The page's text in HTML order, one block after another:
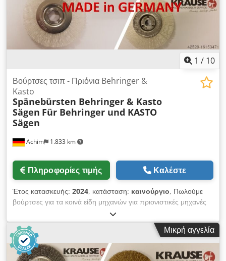
1 / 10
Achim 1.833 km
Βούρτσες τσιπ - Πριόνια Behringer &
Kasto
Spänebürsten Behringer & Kasto
Sägen Für Behringer und KASTO
Sägen
Πληροφορίες τιμής Καλέστε
Έτος κατασκευής: 2024, κατάσταση: καινούργιο, Πωλούμε
βούρτσες για τα κοινά είδη μηχανών για πριονιστικές μηχανές
Behringer και Kasto. Dwodpfx Anstp T N Uelsa Ελάχιστη
ποσότητα παραγγελίας 20 τεμάχια. Είμαστε στην ευχάριστη
θέση να απαντήσουμε στα ερωτήματά σας.
Μικρή αγγελία